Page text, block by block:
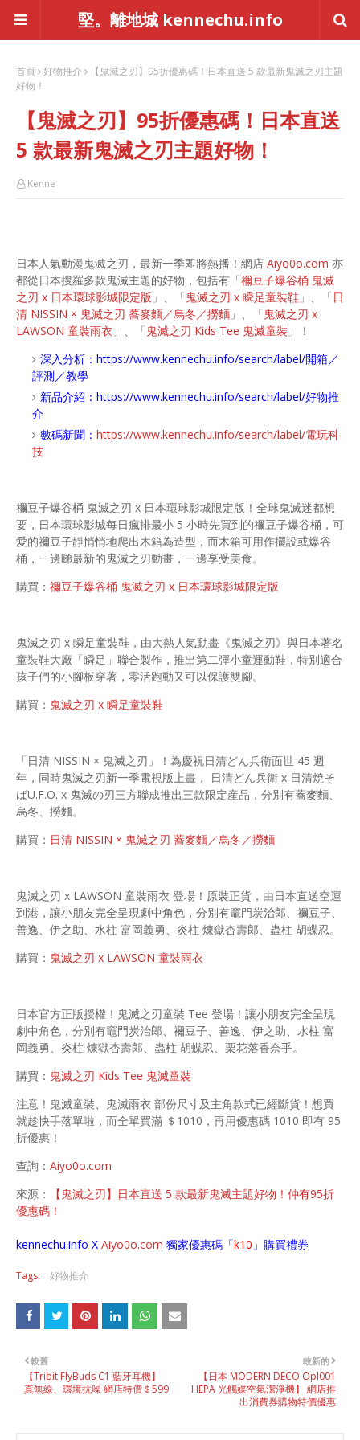
堅。離地城 kennechu.info
首頁 好物推介
【鬼滅之刃】95折優惠碼！日本直送 5 款最新鬼滅之刃主題
好物！
【鬼滅之刃】95折優惠碼！日本直送
5 款最新鬼滅之刃主題好物！
Kenne
日本人氣動漫鬼滅之刃，最新一季即將熱播！網店 Aiyo0o.com 亦
都從日本搜羅多款鬼滅主題的好物，包括有「禰豆子爆谷桶 鬼滅
之刃 x 日本環球影城限定版 」、「鬼滅之刃 x 瞬足童裝鞋 」、「日
清 NISSIN × 鬼滅之刃 蕎麥麵／烏冬／撈麵 」、「鬼滅之刃 x
LAWSON 童裝雨衣 」、「鬼滅之刃 Kids Tee 鬼滅童裝 」！
深入分析： https://www.kennechu.info/search/label/開箱／
評測／教學
新品介紹： https://www.kennechu.info/search/label/好物推
介
數碼新聞： https://www.kennechu.info/search/label/電玩科
技
禰豆子爆谷桶 鬼滅之刃 x 日本環球影城限定版！全球鬼滅迷都想
要，日本環球影城每日瘋排最小 5 小時先買到的禰豆子爆谷桶，可
愛的禰豆子靜悄悄地爬出木箱為造型，而木箱可用作擺設或爆谷
桶，一邊睇最新的鬼滅之刃動畫，一邊享受美食。
購買： 禰豆子爆谷桶 鬼滅之刃 x 日本環球影城限定版
鬼滅之刃 x 瞬足童裝鞋，由大熱人氣動畫《鬼滅之刃》與日本著名
童裝鞋大廠「瞬足」聯合製作，推出第二彈小童運動鞋，特別適合
孩子們的小腳板穿著，零活跑動又可以保護雙腳。
購買： 鬼滅之刃 x 瞬足童裝鞋
「日清 NISSIN × 鬼滅之刃」！為慶祝日清どん兵衛面世 45 週
年，同時鬼滅之刃新一季電視版上畫， 日清どん兵衛 x 日清焼そ
ばU.F.O. x 鬼滅の刃三方聯成推出三款限定産品，分別有蕎麥麵、
烏冬、撈麵。
購買： 日清 NISSIN × 鬼滅之刃 蕎麥麵／烏冬／撈麵
鬼滅之刃 x LAWSON 童裝雨衣 登場！原裝正貨，由日本直送空運
到港，讓小朋友完全呈現劇中角色，分別有竈門炭治郎、禰豆子、
善逸、伊之助、水柱 富岡義勇、炎柱 煉獄杏壽郎、蟲柱 胡蝶忍。
購買： 鬼滅之刃 x LAWSON 童裝雨衣
日本官方正版授權！鬼滅之刃童裝 Tee 登場！讓小朋友完全呈現
劇中角色，分別有竈門炭治郎、禰豆子、善逸、伊之助、水柱 富
岡義勇、炎柱 煉獄杏壽郎、蟲柱 胡蝶忍、栗花落香奈乎。
購買： 鬼滅之刃 Kids Tee 鬼滅童裝
注意！鬼滅童裝、鬼滅雨衣 部份尺寸及主角款式已經斷貨！想買
就趁快手落單啦，而全單買滿 ＄1010，再用優惠碼 1010 即有 95
折優惠！
查詢： Aiyo0o.com
來源：
【鬼滅之刃】日本直送 5 款最新鬼滅主題好物！仲有95折
優惠碼！
kennechu.info X Aiyo0o.com 獨家優惠碼「k10 」購買禮券
Tags: 好物推介
較新的
【日本 MODERN DECO Opl001
HEPA 光觸媒空氣潔淨機】 網店推
出消費券購物特價優惠
較舊
【Tribit FlyBuds C1 藍牙耳機】
真無線、環境抗噪 網店特價＄599